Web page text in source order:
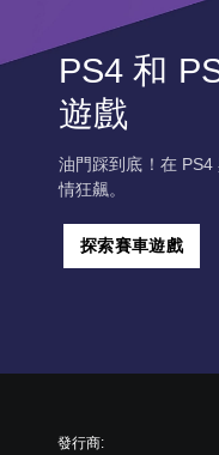
PS4 和
遊戲
油門踩到底！在
情狂飆。
探索賽車遊戲
發行商: